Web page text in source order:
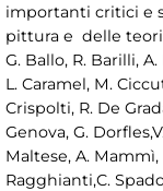
importanti critici e
pittura e delle
G. Ballo, R. Barilli,
L. Caramel, M.
Crispolti, R. De
Genova, G.
Maltese, A. Mammì,
Ragghianti,C.